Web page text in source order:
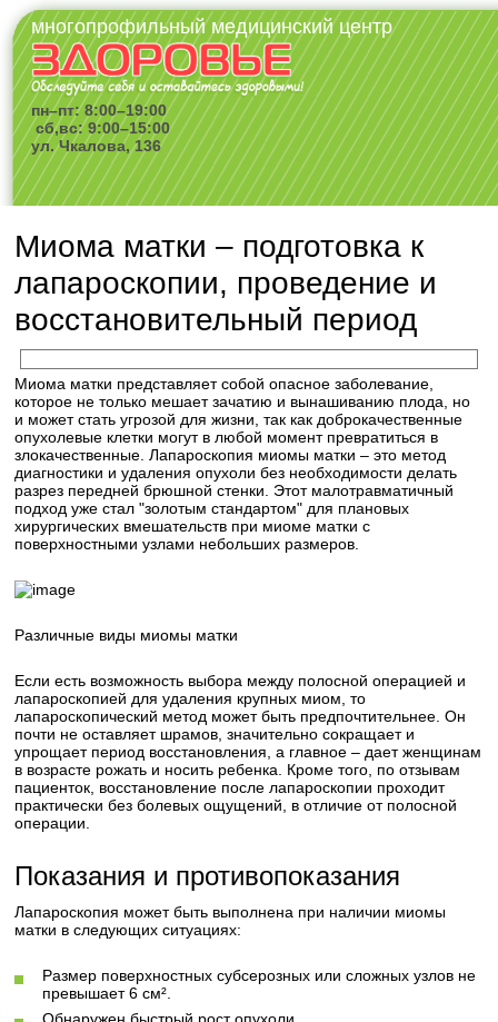
многопрофильный медицинский центр
пн–пт: 8:00–19:00
сб,вс: 9:00–15:00
ул. Чкалова, 136
Миома матки – подготовка к
лапароскопии, проведение и
восстановительный период
Миома матки представляет собой опасное заболевание,
которое не только мешает зачатию и вынашиванию плода, но
и может стать угрозой для жизни, так как доброкачественные
опухолевые клетки могут в любой момент превратиться в
злокачественные. Лапароскопия миомы матки – это метод
диагностики и удаления опухоли без необходимости делать
разрез передней брюшной стенки. Этот малотравматичный
подход уже стал "золотым стандартом" для плановых
хирургических вмешательств при миоме матки с
поверхностными узлами небольших размеров.
Различные виды миомы матки
Если есть возможность выбора между полосной операцией и
лапароскопией для удаления крупных миом, то
лапароскопический метод может быть предпочтительнее. Он
почти не оставляет шрамов, значительно сокращает и
упрощает период восстановления, а главное – дает женщинам
в возрасте рожать и носить ребенка. Кроме того, по отзывам
пациенток, восстановление после лапароскопии проходит
практически без болевых ощущений, в отличие от полосной
операции.
Показания и противопоказания
Лапароскопия может быть выполнена при наличии миомы
матки в следующих ситуациях:
Размер поверхностных субсерозных или сложных узлов не
превышает 6 см².